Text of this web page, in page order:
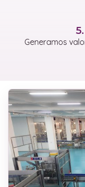
Generamos